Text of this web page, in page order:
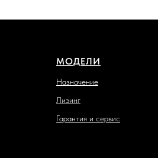
МОДЕЛИ
Назначение
Лизинг
Гарантия и сервис